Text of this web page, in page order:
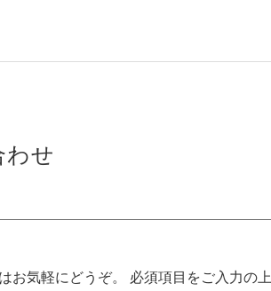
わせ
お気軽にどうぞ。 必須項目をご入力の